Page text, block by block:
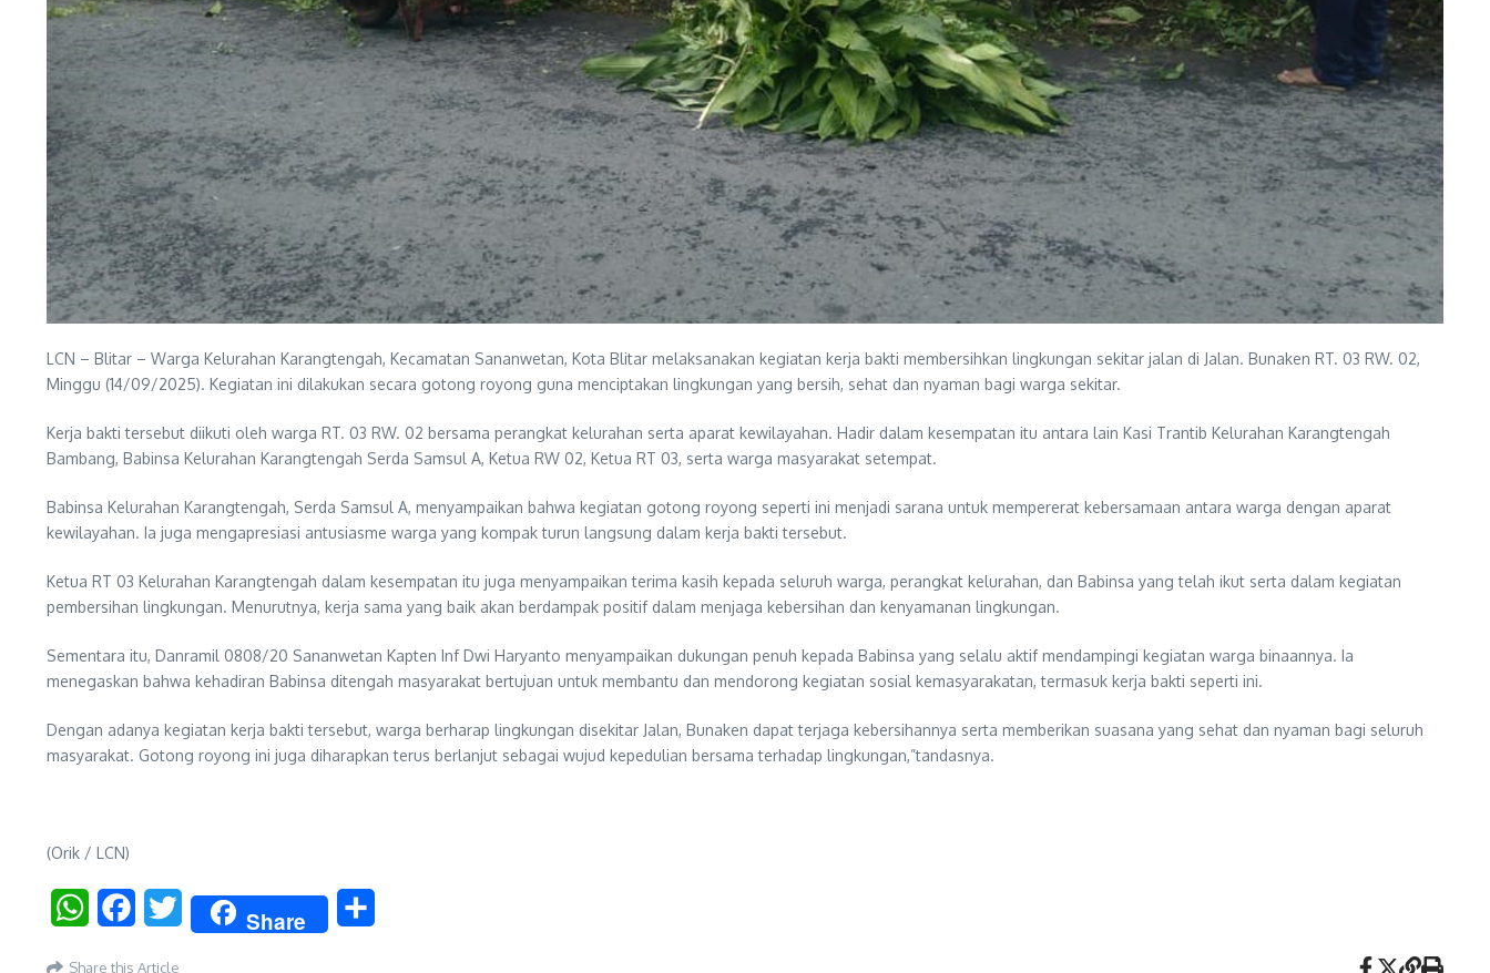
LCN – Blitar – Warga Kelurahan Karangtengah, Kecamatan Sananwetan, Kota Blitar melaksanakan kegiatan kerja bakti membersihkan lingkungan sekitar jalan di Jalan. Bunaken RT. 03 RW. 02,
Minggu (14/09/2025). Kegiatan ini dilakukan secara gotong royong guna menciptakan lingkungan yang bersih, sehat dan nyaman bagi warga sekitar.
Kerja bakti tersebut diikuti oleh warga RT. 03 RW. 02 bersama perangkat kelurahan serta aparat kewilayahan. Hadir dalam kesempatan itu antara lain Kasi Trantib Kelurahan Karangtengah
Bambang, Babinsa Kelurahan Karangtengah Serda Samsul A, Ketua RW 02, Ketua RT 03, serta warga masyarakat setempat.
Babinsa Kelurahan Karangtengah, Serda Samsul A, menyampaikan bahwa kegiatan gotong royong seperti ini menjadi sarana untuk mempererat kebersamaan antara warga dengan aparat
kewilayahan. Ia juga mengapresiasi antusiasme warga yang kompak turun langsung dalam kerja bakti tersebut.
Ketua RT 03 Kelurahan Karangtengah dalam kesempatan itu juga menyampaikan terima kasih kepada seluruh warga, perangkat kelurahan, dan Babinsa yang telah ikut serta dalam kegiatan
pembersihan lingkungan. Menurutnya, kerja sama yang baik akan berdampak positif dalam menjaga kebersihan dan kenyamanan lingkungan.
Sementara itu, Danramil 0808/20 Sananwetan Kapten Inf Dwi Haryanto menyampaikan dukungan penuh kepada Babinsa yang selalu aktif mendampingi kegiatan warga binaannya. Ia
menegaskan bahwa kehadiran Babinsa ditengah masyarakat bertujuan untuk membantu dan mendorong kegiatan sosial kemasyarakatan, termasuk kerja bakti seperti ini.
Dengan adanya kegiatan kerja bakti tersebut, warga berharap lingkungan disekitar Jalan, Bunaken dapat terjaga kebersihannya serta memberikan suasana yang sehat dan nyaman bagi seluruh
masyarakat. Gotong royong ini juga diharapkan terus berlanjut sebagai wujud kepedulian bersama terhadap lingkungan,”tandasnya.
(Orik / LCN)
WhatsAppFacebookTwitter Share
Share this Article